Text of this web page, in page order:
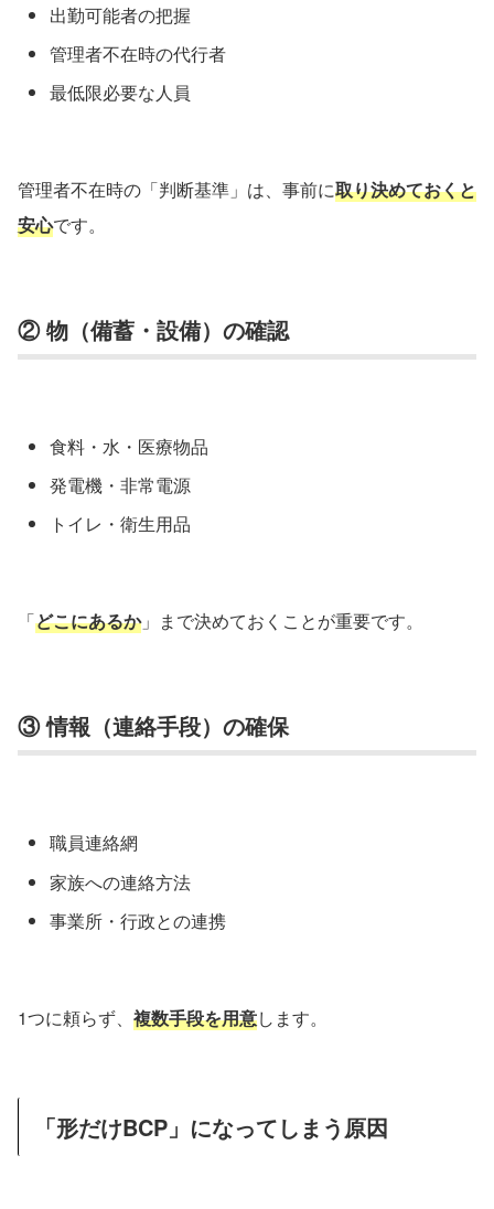
出勤可能者の把握
管理者不在時の代行者
最低限必要な人員
管理者不在時の「判断基準」は、事前に取り決めておくと
安心です。
② 物（備蓄・設備）の確認
食料・水・医療物品
発電機・非常電源
トイレ・衛生用品
「どこにあるか」まで決めておくことが重要です。
③ 情報（連絡手段）の確保
職員連絡網
家族への連絡方法
事業所・行政との連携
1つに頼らず、 複数手段を用意します。
「形だけBCP」になってしまう原因